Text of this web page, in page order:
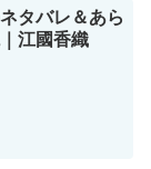
タバレ＆あら
江國香織